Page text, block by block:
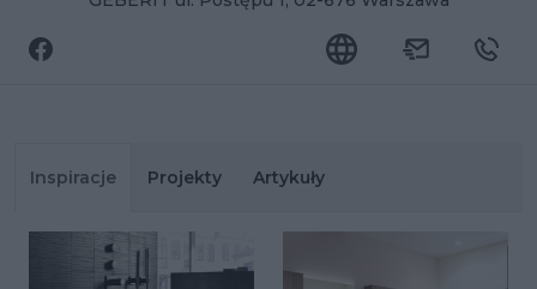
Inspiracje Projekty Artykuły